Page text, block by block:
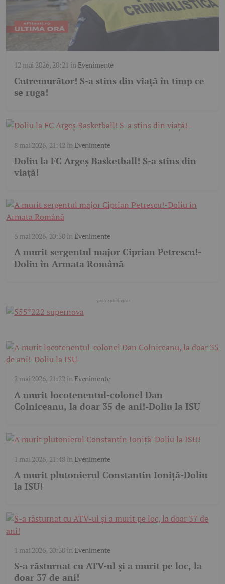
12 mai 2026, 20:21 în Evenimente
Cutremurător! S-a stins din viață în timp ce
se ruga!
8 mai 2026, 21:42 în Evenimente
Doliu la FC Argeș Basketball! S-a stins din
viață!
6 mai 2026, 20:50în Evenimente
A murit sergentul major Ciprian Petrescu!-
Doliu în Armata Română
2 mai 2026, 21:22 în Evenimente
A murit locotenentul-colonel Dan
Colniceanu, la doar 35 de ani!-Doliu la ISU
1 mai 2026, 21:48în Evenimente
A murit plutonierul Constantin Ioniță-Doliu
la ISU!
1 mai 2026, 20:30în Evenimente
S-a răsturnat cu ATV-ul și a murit pe loc, la
doar 37 de ani!